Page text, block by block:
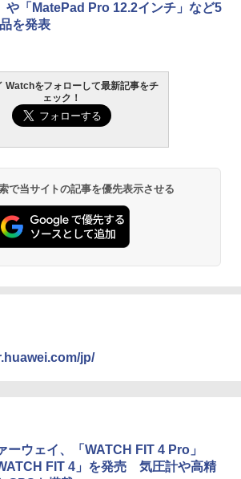
や「MatePad Pro 12.2インチ」など5
を発表
Watchをフォローして最新記事をチ
ェック！
で当サイトの記事を優先表示させる
jp/
ーウェイ、「WATCH FIT 4 Pro」
FIT 4」を発売 気圧計や高精